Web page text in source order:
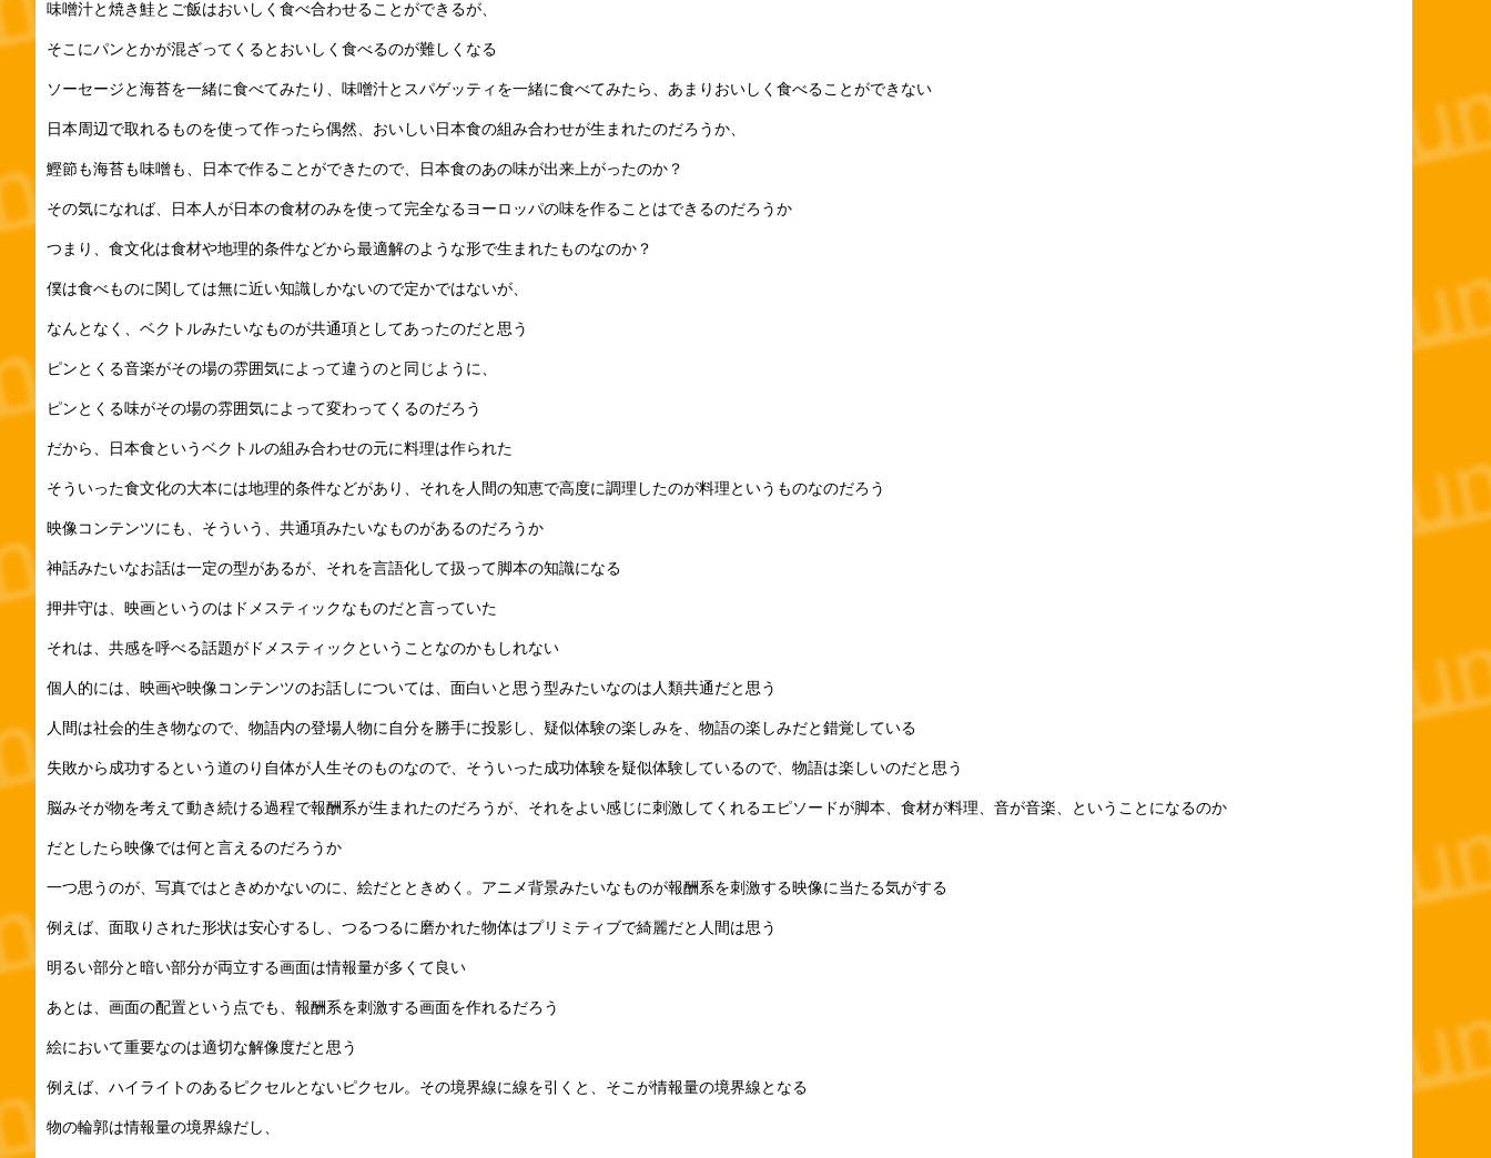
味噌汁と焼き鮭とご飯はおいしく食べ合わせることができるが、
そこにパンとかが混ざってくるとおいしく食べるのが難しくなる
ソーセージと海苔を一緒に食べてみたり、味噌汁とスパゲッティを一緒に食べてみたら、あまりおいしく食べることができない
日本周辺で取れるものを使って作ったら偶然、おいしい日本食の組み合わせが生まれたのだろうか、
鰹節も海苔も味噌も、日本で作ることができたので、日本食のあの味が出来上がったのか？
その気になれば、日本人が日本の食材のみを使って完全なるヨーロッパの味を作ることはできるのだろうか
つまり、食文化は食材や地理的条件などから最適解のような形で生まれたものなのか？
僕は食べものに関しては無に近い知識しかないので定かではないが、
なんとなく、ベクトルみたいなものが共通項としてあったのだと思う
ピンとくる音楽がその場の雰囲気によって違うのと同じように、
ピンとくる味がその場の雰囲気によって変わってくるのだろう
だから、日本食というベクトルの組み合わせの元に料理は作られた
そういった食文化の大本には地理的条件などがあり、それを人間の知恵で高度に調理したのが料理というものなのだろう
映像コンテンツにも、そういう、共通項みたいなものがあるのだろうか
神話みたいなお話は一定の型があるが、それを言語化して扱って脚本の知識になる
押井守は、映画というのはドメスティックなものだと言っていた
それは、共感を呼べる話題がドメスティックということなのかもしれない
個人的には、映画や映像コンテンツのお話しについては、面白いと思う型みたいなのは人類共通だと思う
人間は社会的生き物なので、物語内の登場人物に自分を勝手に投影し、疑似体験の楽しみを、物語の楽しみだと錯覚している
失敗から成功するという道のり自体が人生そのものなので、そういった成功体験を疑似体験しているので、物語は楽しいのだと思う
脳みそが物を考えて動き続ける過程で報酬系が生まれたのだろうが、それをよい感じに刺激してくれるエピソードが脚本、食材が料理、音が音楽、ということになるのか
だとしたら映像では何と言えるのだろうか
一つ思うのが、写真ではときめかないのに、絵だとときめく。アニメ背景みたいなものが報酬系を刺激する映像に当たる気がする
例えば、面取りされた形状は安心するし、つるつるに磨かれた物体はプリミティブで綺麗だと人間は思う
明るい部分と暗い部分が両立する画面は情報量が多くて良い
あとは、画面の配置という点でも、報酬系を刺激する画面を作れるだろう
絵において重要なのは適切な解像度だと思う
例えば、ハイライトのあるピクセルとないピクセル。その境界線に線を引くと、そこが情報量の境界線となる
物の輪郭は情報量の境界線だし、